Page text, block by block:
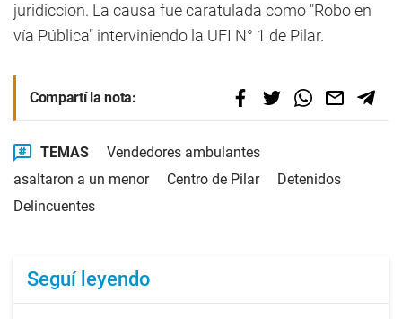
juridiccion. La causa fue caratulada como "Robo en
vía Pública" interviniendo la UFI N° 1 de Pilar.
Compartí la nota:
TEMAS
Vendedores ambulantes
asaltaron a un menor
Centro de Pilar
Detenidos
Delincuentes
Seguí leyendo